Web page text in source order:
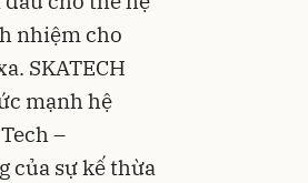
nhiệm cho
SKATECH
mạnh hệ
–
của sự kế thừa